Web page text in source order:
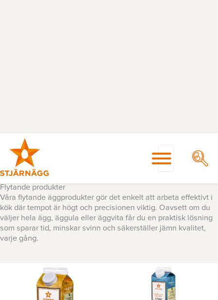
innehåll
Flytande produkter
Våra flytande äggprodukter gör det enkelt att arbeta effektivt i
kök där tempot är högt och precisionen viktig. Oavsett om du
väljer hela ägg, äggula eller äggvita får du en praktisk lösning
som sparar tid, minskar svinn och säkerställer jämn kvalitet,
varje gång.